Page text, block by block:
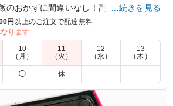
のおかずに間違いなし！副菜も全て手作
れています。
弁当は珍しいのでこちらを選びまし
もにもしっかり味が染み込んでいて、
美味しいです。 白ごはんとの相性も
度が高かったです。
…続きを見る
円 以上のご注文で配達無料
ります
10
（月）
11
（火）
12
（水）
13
（木）
◯ 休 － －